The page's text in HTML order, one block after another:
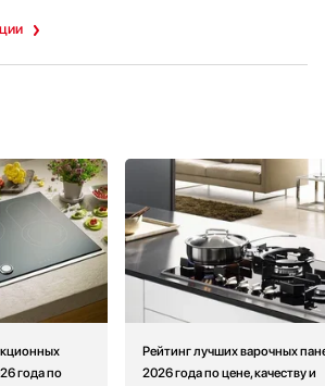
года по
Рейтинг лучших варочных
2026 года по цене, качеству и